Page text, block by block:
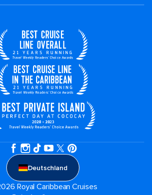
Deutschland
Royal Caribbean Cruises